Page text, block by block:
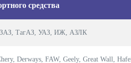
средства
ТагАЗ, УАЗ, ИЖ, АЗЛК
Derways, FAW, Geely, Great Wall,